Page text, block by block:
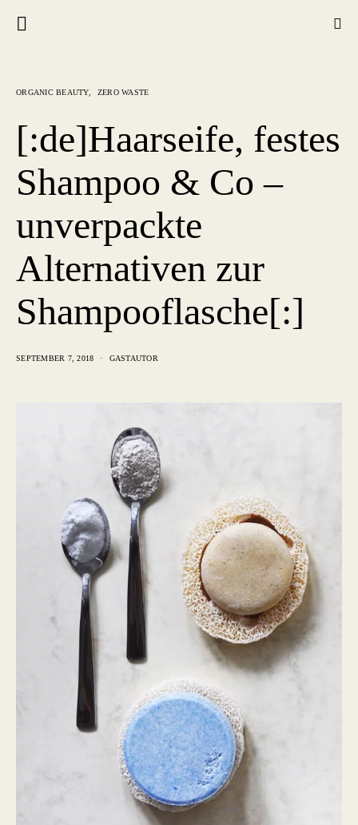
ORGANIC BEAUTY ZERO WASTE
[:de]Haarseife, festes
Shampoo & Co –
unverpackte
Alternativen zur
Shampooflasche[:]
SEPTEMBER 7, 2018 GASTAUTOR